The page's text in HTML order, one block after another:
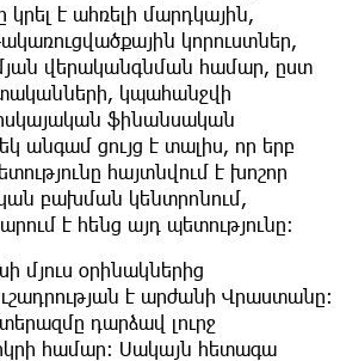
կրել է ահռելի մարդկային,
կորուստներ,
վերականգնման համար, ըստ
կպահանջվի
ֆինանսական
անգամ ցույց է տալիս, որ երբ
հայտնվում է խոշոր
բախման կենտրոնում,
է հենց այդ պետությունը։
մյուս օրինակներից
է արժանի Վրաստանը։
դարձավ լուրջ
համար։ Սակայն հետագա